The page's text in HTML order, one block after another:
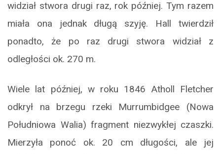
widział stwora drugi raz, rok później. Tym razem
miała ona jednak długą szyję. Hall twierdził
ponadto, że po raz drugi stwora widział z
odległości ok. 270 m.
Wiele lat później, w roku 1846 Atholl Fletcher
odkrył na brzegu rzeki Murrumbidgee (Nowa
Południowa Walia) fragment niezwykłej czaszki.
Mierzyła ponoć ok. 20 cm długości, ale jej